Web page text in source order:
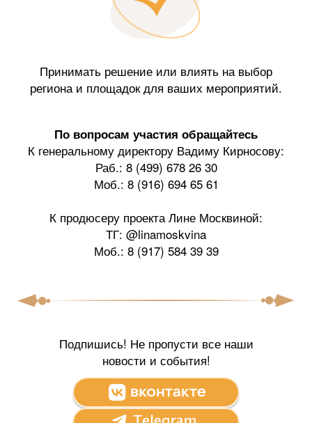
Принимать решение или влиять на выбор
региона и площадок для ваших мероприятий.
По вопросам участия обращайтесь
К генеральному директору Вадиму Кирносову:
Раб.: 8 (499) 678 26 30
Моб.: 8 (916) 694 65 61
К продюсеру проекта Лине Москвиной:
ТГ: @linamoskvina
Моб.: 8 (917) 584 39 39
Подпишись! Не пропусти все наши
новости и события!